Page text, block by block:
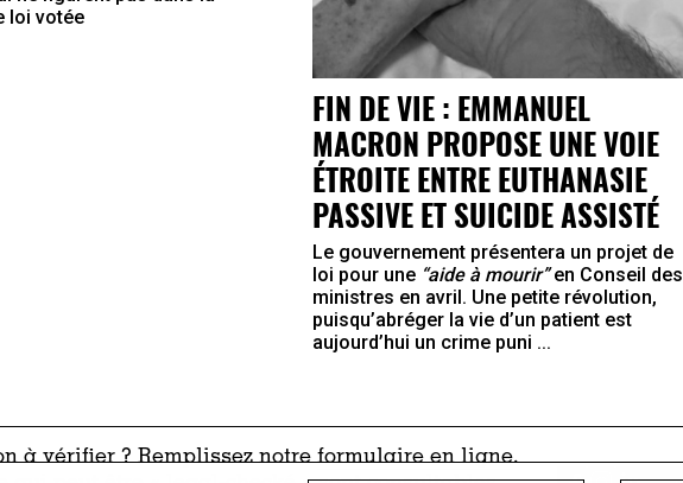
loi votée
FIN DE VIE : EMMANUEL
MACRON PROPOSE UNE VOIE
ÉTROITE ENTRE EUTHANASIE
PASSIVE ET SUICIDE ASSISTÉ
Le gouvernement présentera un projet de
loi pour une “aide à mourir”en Conseil des
ministres en avril. Une petite révolution,
puisqu’abréger la vie d’un patient est
aujourd’hui un crime puni ...
à vérifier ? Remplissez notreformulaire en ligne.